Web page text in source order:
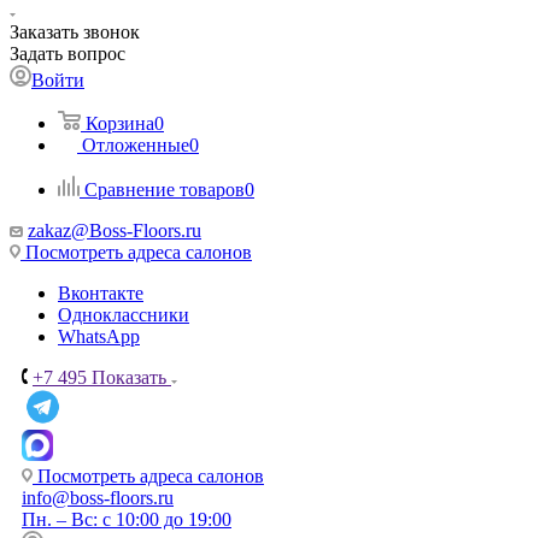
Заказать звонок
Задать вопрос
Войти
Корзина0
Отложенные0
Сравнение товаров0
zakaz@Boss-Floors.ru
Посмотреть адреса салонов
Вконтакте
Одноклассники
WhatsApp
+7 495 Показать
Посмотреть адреса салонов
info@boss-floors.ru
Пн. – Вс: с 10:00 до 19:00